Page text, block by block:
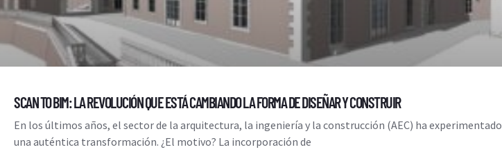
SCAN TO BIM: LA REVOLUCIÓN QUE ESTÁ CAMBIANDO LA FORMA DE DISEÑAR Y CONSTRUIR
En los últimos años, el sector de la arquitectura, la ingeniería y la construcción (AEC) ha experimentado
una auténtica transformación. ¿El motivo? La incorporación de